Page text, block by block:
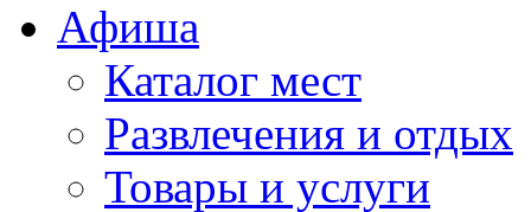
Афиша
Каталог мест
Развлечения и отдых
Товары и услуги